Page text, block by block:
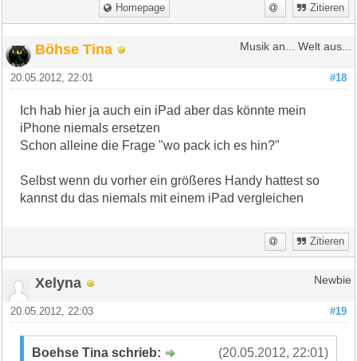
Homepage Zitieren
Böhse Tina Musik an... Welt aus...
#18
20.05.2012, 22:01
Ich hab hier ja auch ein iPad aber das könnte mein
iPhone niemals ersetzen
Schon alleine die Frage "wo pack ich es hin?"
Selbst wenn du vorher ein größeres Handy hattest so
kannst du das niemals mit einem iPad vergleichen
Zitieren
Xelyna Newbie
#19
20.05.2012, 22:03
(20.05.2012, 22:01)
Boehse Tina schrieb: